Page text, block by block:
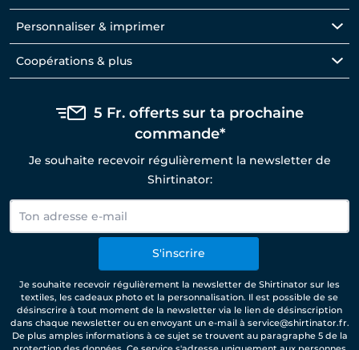
Personnaliser & imprimer
Coopérations & plus
5 Fr. offerts sur ta prochaine
commande*
Je souhaite recevoir régulièrement la newsletter de
Shirtinator:
S'inscrire
Je souhaite recevoir régulièrement la newsletter de Shirtinator sur les
textiles, les cadeaux photo et la personnalisation. Il est possible de se
désinscrire à tout moment de la newsletter via le lien de désinscription
dans chaque newsletter ou en envoyant un e-mail à service@shirtinator.fr.
De plus amples informations à ce sujet se trouvent au paragraphe 5 de la